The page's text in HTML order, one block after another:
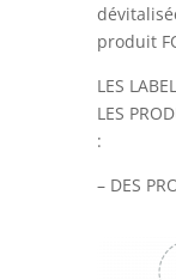
produit
LES
LES
:
– DES